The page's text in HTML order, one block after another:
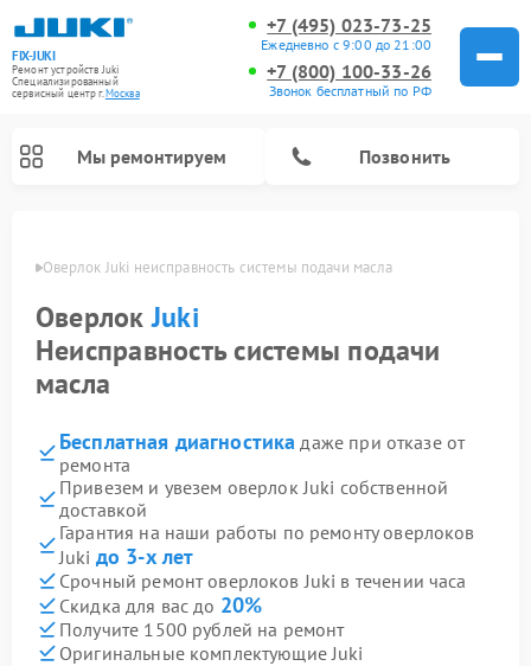
FIX-JUKI
Ремонт устройств Juki
Специализированный
cервисный центр г.Москва
+7 (495) 023-73-25
Ежедневно с 9:00 до 21:00
+7 (800) 100-33-26
Звонок бесплатный по РФ
Мы ремонтируем Позвонить
Оверлок Juki неисправность системы подачи масла
ОверлокJuki
Неисправность системы подачи
масла
Бесплатная диагностика даже при отказе от
ремонта
Привезем и увезем оверлок Juki собственной
доставкой
Гарантия на наши работы по ремонту оверлоков
Juki до 3-х лет
Срочный ремонт оверлоков Juki в течении часа
Скидка для вас до 20%
Получите 1500 рублей на ремонт
Оригинальные комплектующие Juki